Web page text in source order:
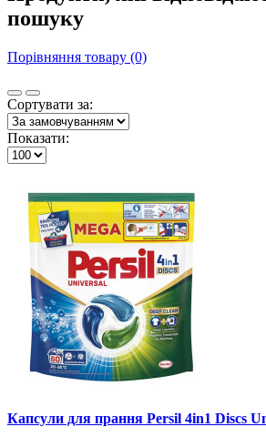
пошуку
Порівняння товару (0)
Сортувати за:
Показати:
Капсули для прання Persil 4in1 Discs